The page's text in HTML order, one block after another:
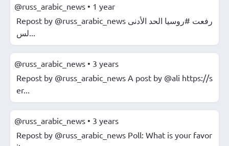
@russ_arabic_news • 1 year
Repost by @russ_arabic_news رفعت #روسيا الحد الأدنى
@russ_arabic_news • 3 years
Repost by @russ_arabic_news A post by @ali https://s
er...
@russ_arabic_news • 3 years
Repost by @russ_arabic_news Poll: What is your favor